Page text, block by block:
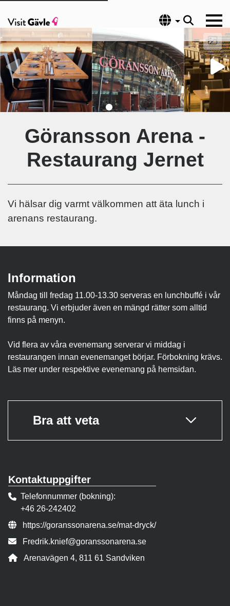
Språk
Göransson Arena -
Restaurang Jernet
Vi hälsar dig varmt välkommen att äta lunch i
arenans restaurang.
Information
Måndag till fredag 11.00-13.30 serveras en lunchbuffé i vår
restaurang. Vi erbjuder även en mängd rätter som alltid
finns på menyn.
Vid flera av våra evenemang serverar vi middag i
restaurangen innan evenemanget börjar. Förbokning krävs.
Läs mer under respektive evenemang på hemsidan.
Bra att veta
Kontaktuppgifter
Telefonnummer (bokning)
+46 26-242402
Webbsida:
https://goranssonarena.se/mat-dryck/
E-post:
Fredrik.knief@goranssonarena.se
Adress:
Arenavägen 4, 811 61 Sandviken